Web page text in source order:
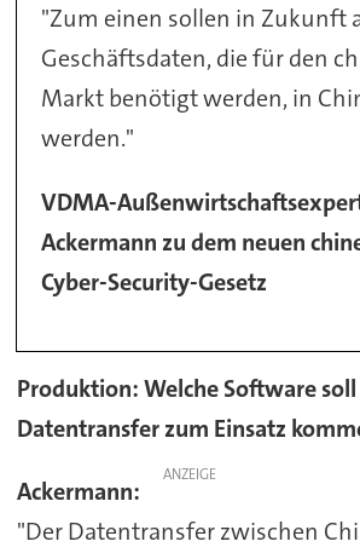
"Zum einen sollen in Zukunft
Geschäftsdaten, die für den
Markt benötigt werden, in
werden."
VDMA-
Ackermann zu dem neuen
Cyber-Security-Gesetz
Produktion: Welche Software
Datentransfer zum Einsatz
ANZEIGE
Ackermann:
"Der Datentransfer zwischen